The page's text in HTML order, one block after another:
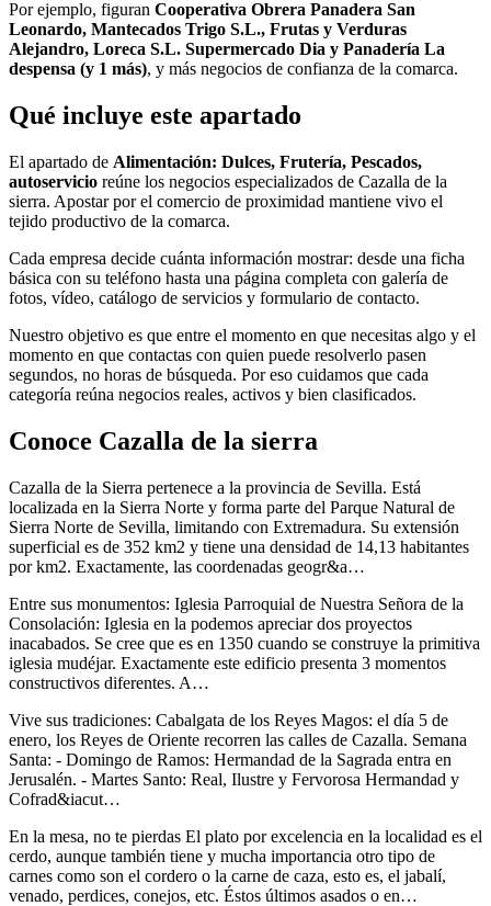
Por ejemplo, figuran Cooperativa Obrera Panadera San
Leonardo, Mantecados Trigo S.L., Frutas y Verduras
Alejandro, Loreca S.L. Supermercado Dia y Panadería La
despensa (y 1 más), y más negocios de confianza de la comarca.
Qué incluye este apartado
El apartado de Alimentación: Dulces, Frutería, Pescados,
autoservicio reúne los negocios especializados de Cazalla de la
sierra. Apostar por el comercio de proximidad mantiene vivo el
tejido productivo de la comarca.
Cada empresa decide cuánta información mostrar: desde una ficha
básica con su teléfono hasta una página completa con galería de
fotos, vídeo, catálogo de servicios y formulario de contacto.
Nuestro objetivo es que entre el momento en que necesitas algo y el
momento en que contactas con quien puede resolverlo pasen
segundos, no horas de búsqueda. Por eso cuidamos que cada
categoría reúna negocios reales, activos y bien clasificados.
Conoce Cazalla de la sierra
Cazalla de la Sierra pertenece a la provincia de Sevilla. Está
localizada en la Sierra Norte y forma parte del Parque Natural de
Sierra Norte de Sevilla, limitando con Extremadura. Su extensión
superficial es de 352 km2 y tiene una densidad de 14,13 habitantes
por km2. Exactamente, las coordenadas geogr&a…
Entre sus monumentos: Iglesia Parroquial de Nuestra Señora de la
Consolación: Iglesia en la podemos apreciar dos proyectos
inacabados. Se cree que es en 1350 cuando se construye la primitiva
iglesia mudéjar. Exactamente este edificio presenta 3 momentos
constructivos diferentes. A…
Vive sus tradiciones: Cabalgata de los Reyes Magos: el día 5 de
enero, los Reyes de Oriente recorren las calles de Cazalla. Semana
Santa: - Domingo de Ramos: Hermandad de la Sagrada entra en
Jerusalén. - Martes Santo: Real, Ilustre y Fervorosa Hermandad y
Cofrad&iacut…
En la mesa, no te pierdas El plato por excelencia en la localidad es el
cerdo, aunque también tiene y mucha importancia otro tipo de
carnes como son el cordero o la carne de caza, esto es, el jabalí,
venado, perdices, conejos, etc. Éstos últimos asados o en…